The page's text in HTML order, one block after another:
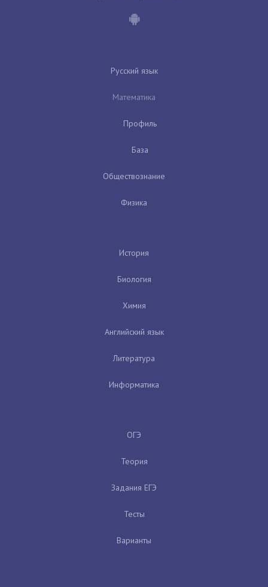
Русский язык
Математика
Профиль
База
Обществознание
Физика
История
Биология
Химия
Английский язык
Литература
Информатика
ОГЭ
Теория
Задания ЕГЭ
Тесты
Варианты